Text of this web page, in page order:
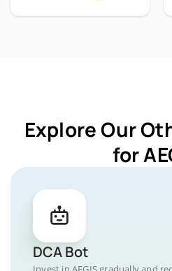
Explore Our
for
DCA Bot